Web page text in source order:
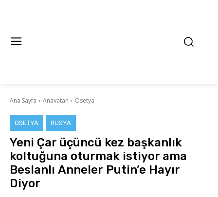
Ana Sayfa Anavatan Osetya
OSETYA RUSYA
Yeni Çar üçüncü kez başkanlık
koltuğuna oturmak istiyor ama
Beslanlı Anneler Putin’e Hayır
Diyor